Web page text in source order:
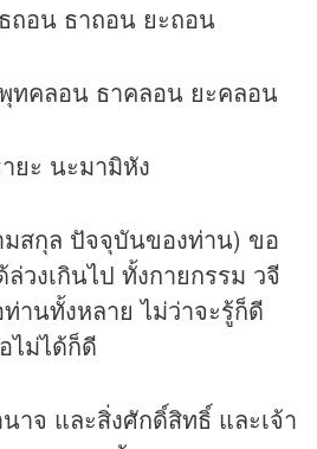
อน ธาถอน ยะถอน
ทคลอน ธาคลอน ยะคลอน
ยะ นะมามิหัง
มสกุล ปัจจุบันของท่าน) ขอ
วงเกินไป ทั้งกายกรรม วจี
านทั้งหลาย ไม่ว่าจะรู้ก็ดี
ไม่ได้ก็ดี
าจ และสิ่งศักดิ์สิทธิ์ และเจ้า